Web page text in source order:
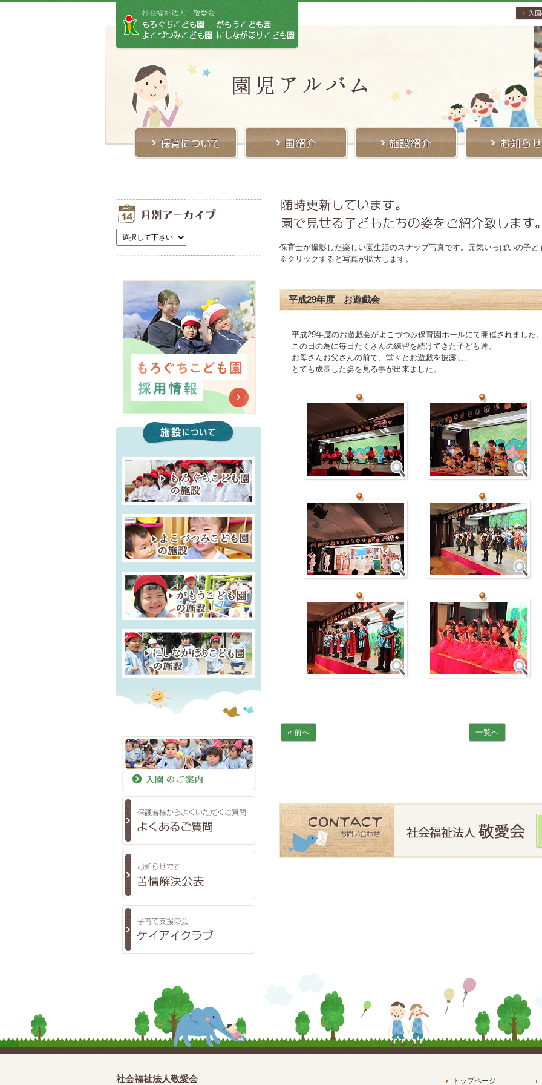
保育士が撮影した楽しい園生活のスナップ写真です。元気いっぱいの子
※クリックすると写真が拡大します。
平成29年度 お遊戯会
平成29年度のお遊戯会がよこづつみ保育園ホールにて開催されました
この日の為に毎日たくさんの練習を続けてきた子ども達。
お母さんお父さんの前で、堂々とお遊戯を披露し,
とても成長した姿を見る事が出来ました。
« 前へ 一覧へ
社会福祉法人敬愛会 トップページ